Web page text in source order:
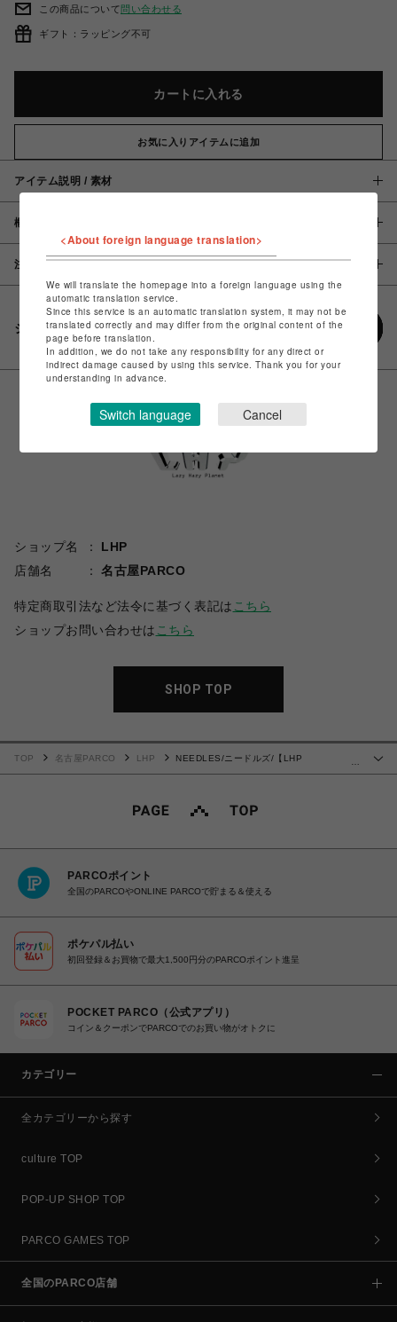
この商品について問い合わせる
ギフト：ラッピング不可
カートに入れる
お気に入りアイテムに追加
アイテム説明 / 素材
概要
注意事項
シェアする
ショップ名
LHP
店舗名
名古屋PARCO
特定商取引法など法令に基づく表記は こちら
ショップお問い合わせは こちら
SHOP TOP
…
TOP 名古屋PARCO LHP
NEEDLES/ニードルズ/【LHP
PARCOポイント
全国のPARCOやONLINE PARCOで貯まる＆使える
ポケパル払い
初回登録＆お買物で最大1,500円分のPARCOポイント進呈
POCKET PARCO（公式アプリ）
コイン＆クーポンでPARCOでのお買い物がオトクに
カテゴリー
全カテゴリーから探す
culture TOP
POP-UP SHOP TOP
PARCO GAMES TOP
全国のPARCO店舗
<About foreign language translation>
We will translate the homepage into a foreign language using the
automatic translation service.
Since this service is an automatic translation system, it may not be
translated correctly and may differ from the original content of the
page before translation.
In addition, we do not take any responsibility for any direct or
indirect damage caused by using this service. Thank you for your
understanding in advance.
Switch language Cancel